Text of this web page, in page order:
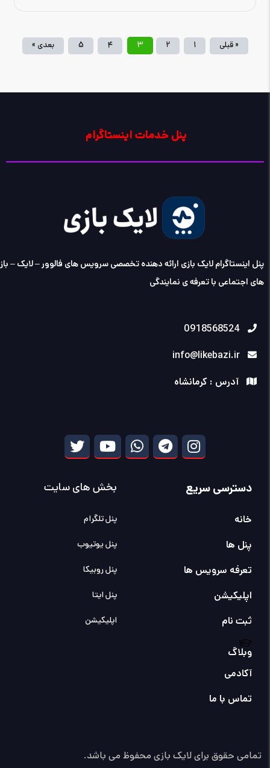
« قبلی 1
2
3
4
5 بعدی »
پنل خدمات اینستاگرام
پنل اینستاگرام لایک بازی ارائه دهنده تخصصی سرویس های فالوور – لایک –
های اجتماعی با تعرفه ی نمایندگی
0918568524
info@likebazi.ir
آدرس : کرمانشاه
دسترسی سریع
خانه
پنل ها
تعرفه سرویس ها
اپلیکیشن
ثبت نام
وبلاگ
آکادمی
تماس با ما
بخش های سایت
پنل تلگرام
پنل یوتیوب
پنل روبیکا
پنل ایتا
اپلیکیشن
تمامی حقوق برای لایک بازی محفوظ می باشد.